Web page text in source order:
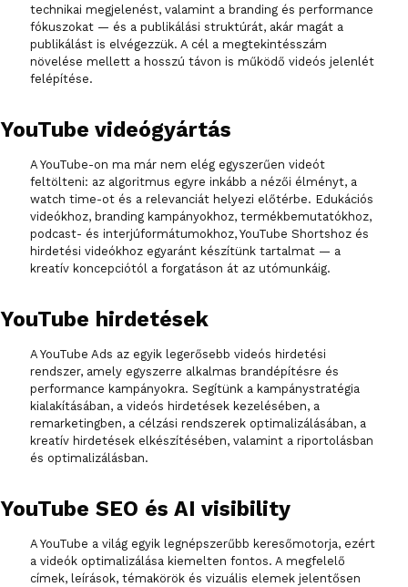
technikai megjelenést, valamint a branding és performance
fókuszokat — és a publikálási struktúrát, akár magát a
publikálást is elvégezzük. A cél a megtekintésszám
növelése mellett a hosszú távon is működő videós jelenlét
felépítése.
YouTube videógyártás
A YouTube-on ma már nem elég egyszerűen videót
feltölteni: az algoritmus egyre inkább a nézői élményt, a
watch time-ot és a relevanciát helyezi előtérbe. Edukációs
videókhoz, branding kampányokhoz, termékbemutatókhoz,
podcast- és interjúformátumokhoz, YouTube Shortshoz és
hirdetési videókhoz egyaránt készítünk tartalmat — a
kreatív koncepciótól a forgatáson át az utómunkáig.
YouTube hirdetések
A YouTube Ads az egyik legerősebb videós hirdetési
rendszer, amely egyszerre alkalmas brandépítésre és
performance kampányokra. Segítünk a kampánystratégia
kialakításában, a videós hirdetések kezelésében, a
remarketingben, a célzási rendszerek optimalizálásában, a
kreatív hirdetések elkészítésében, valamint a riportolásban
és optimalizálásban.
YouTube SEO és AI visibility
A YouTube a világ egyik legnépszerűbb keresőmotorja, ezért
a videók optimalizálása kiemelten fontos. A megfelelő
címek, leírások, témakörök és vizuális elemek jelentősen